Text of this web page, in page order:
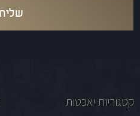
קטגוריות יאכטות